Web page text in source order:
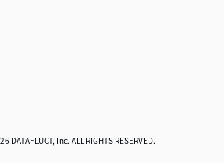
DATAFLUCT, Inc. ALL RIGHTS RESERVED.